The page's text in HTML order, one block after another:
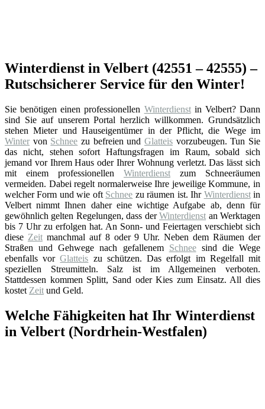
Winterdienst in Velbert (42551 – 42555) –
Rutschsicherer Service für den Winter!
Sie benötigen einen professionellen Winterdienstin Velbert? Dann
sind Sie auf unserem Portal herzlich willkommen. Grundsätzlich
stehen Mieter und Hauseigentümer in der Pflicht, die Wege im
Winter von Schnee zu befreien undGlatteis vorzubeugen. Tun Sie
das nicht, stehen sofort Haftungsfragen im Raum, sobald sich
jemand vor Ihrem Haus oder Ihrer Wohnung verletzt. Das lässt sich
mit einem professionellen Winterdienst zum Schneeräumen
vermeiden. Dabei regelt normalerweise Ihre jeweilige Kommune, in
welcher Form und wie oft Schnee zu räumen ist. Ihr Winterdienstin
Velbert nimmt Ihnen daher eine wichtige Aufgabe ab, denn für
gewöhnlich gelten Regelungen, dass derWinterdienst an Werktagen
bis 7 Uhr zu erfolgen hat. An Sonn- und Feiertagen verschiebt sich
diese Zeitmanchmal auf 8 oder 9 Uhr. Neben dem Räumen der
Straßen und Gehwege nach gefallenem Schneesind die Wege
ebenfalls vorGlatteis zu schützen. Das erfolgt im Regelfall mit
speziellen Streumitteln. Salz ist im Allgemeinen verboten.
Stattdessen kommen Splitt, Sand oder Kies zum Einsatz. All dies
kostet Zeit und Geld.
Welche Fähigkeiten hat Ihr Winterdienst
in Velbert (Nordrhein-Westfalen)